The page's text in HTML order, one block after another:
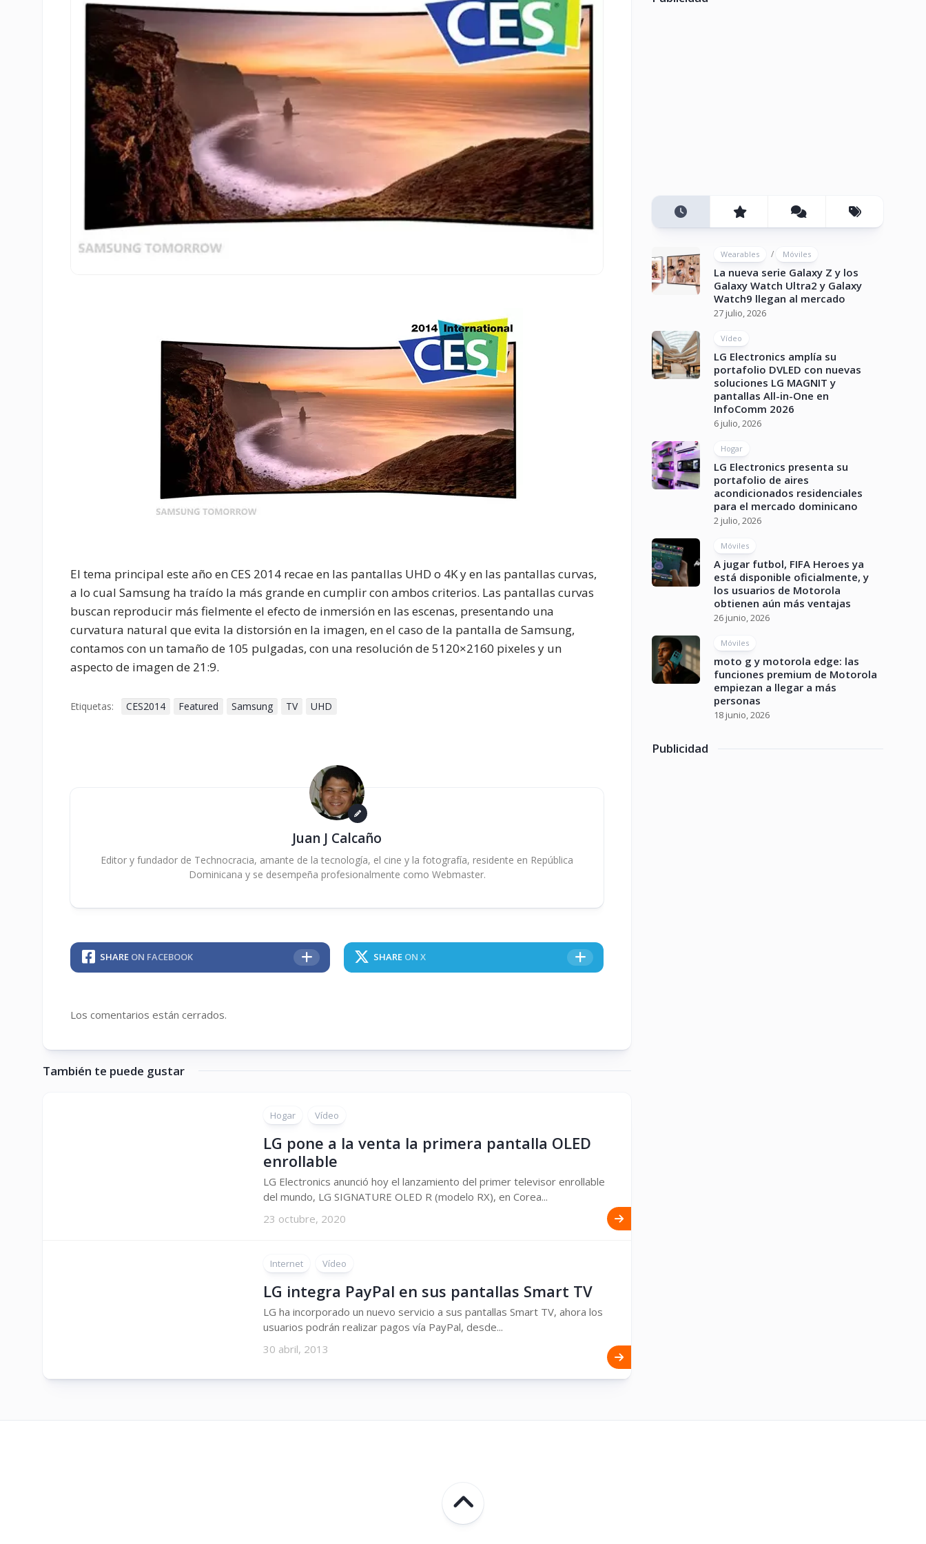
El tema principal este año en CES 2014 recae en las pantallas UHD o 4K y en las pantallas curvas,
a lo cual Samsung ha traído la más grande en cumplir con ambos criterios. Las pantallas curvas
buscan reproducir más fielmente el efecto de inmersión en las escenas, presentando una
curvatura natural que evita la distorsión en la imagen, en el caso de la pantalla de Samsung,
contamos con un tamaño de 105 pulgadas, con una resolución de 5120×2160 pixeles y un
aspecto de imagen de 21:9.
Etiquetas: CES2014 Featured Samsung TV UHD
Juan J Calcaño
Editor y fundador de Technocracia, amante de la tecnología, el cine y la fotografía, residente en República
Dominicana y se desempeña profesionalmente como Webmaster.
SHARE ON FACEBOOK SHARE ON X
Los comentarios están cerrados.
También te puede gustar
Hogar Vídeo
LG pone a la venta la primera pantalla OLED
enrollable
LG Electronics anunció hoy el lanzamiento del primer televisor enrollable
del mundo, LG SIGNATURE OLED R (modelo RX), en Corea...
23 octubre, 2020
Internet Vídeo
LG integra PayPal en sus pantallas Smart TV
LG ha incorporado un nuevo servicio a sus pantallas Smart TV, ahora los
usuarios podrán realizar pagos vía PayPal, desde...
30 abril, 2013
Wearables / Móviles
La nueva serie Galaxy Z y los
Galaxy Watch Ultra2 y Galaxy
Watch9 llegan al mercado
27 julio, 2026
Vídeo
LG Electronics amplía su
portafolio DVLED con nuevas
soluciones LG MAGNIT y
pantallas All-in-One en
InfoComm 2026
6 julio, 2026
Hogar
LG Electronics presenta su
portafolio de aires
acondicionados residenciales
para el mercado dominicano
2 julio, 2026
Móviles
A jugar futbol, FIFA Heroes ya
está disponible oficialmente, y
los usuarios de Motorola
obtienen aún más ventajas
26 junio, 2026
Móviles
moto g y motorola edge: las
funciones premium de Motorola
empiezan a llegar a más
personas
18 junio, 2026
Publicidad